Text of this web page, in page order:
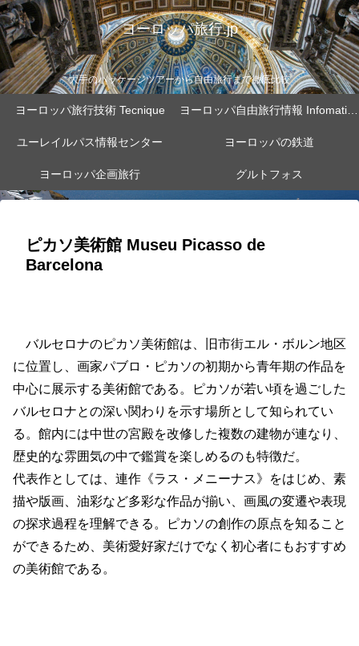
ヨーロッパ旅行.jp
大手のパッケージツアーから自由旅行まで徹底比較
ヨーロッパ旅行技術 Tecnique ヨーロッパ自由旅行情報 Infomation
ユーレイルパス情報センター ヨーロッパの鉄道
ヨーロッパ企画旅行 グルトフォス
ピカソ美術館 Museu Picasso de
Barcelona
バルセロナのピカソ美術館は、旧市街エル・ボルン地区
に位置し、画家パブロ・ピカソの初期から青年期の作品を
中心に展示する美術館である。ピカソが若い頃を過ごした
バルセロナとの深い関わりを示す場所として知られてい
る。館内には中世の宮殿を改修した複数の建物が連なり、
歴史的な雰囲気の中で鑑賞を楽しめるのも特徴だ。
代表作としては、連作《ラス・メニーナス》をはじめ、素
描や版画、油彩など多彩な作品が揃い、画風の変遷や表現
の探求過程を理解できる。ピカソの創作の原点を知ること
ができるため、美術愛好家だけでなく初心者にもおすすめ
の美術館である。